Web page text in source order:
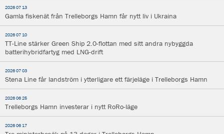
2026 07 13
Gamla fiskenät från Trelleborgs Hamn får nytt liv i Ukraina
2026 07 10
TT-Line stärker Green Ship 2.0-flottan med sitt andra nybyggda
batterihybridfartyg med LNG-drift
2026 07 03
Stena Line får landström i ytterligare ett färjeläge i Trelleborgs Hamn
2026 06 25
Trelleborgs Hamn investerar i nytt RoRo-läge
2026 06 17